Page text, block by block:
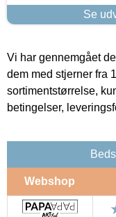
Se
Vi har gennemgået
dem med stjerner fra
sortimentstørrelse,
betingelser,
Webshop